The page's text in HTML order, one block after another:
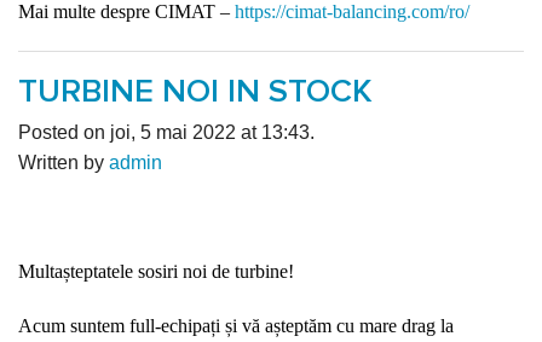
Mai multe despre CIMAT – https://cimat-balancing.com/ro/
TURBINE NOI IN STOCK
Posted on joi, 5 mai 2022 at 13:43.
Written by admin
Multașteptatele sosiri noi de turbine!
Acum suntem full-echipați și vă așteptăm cu mare drag la